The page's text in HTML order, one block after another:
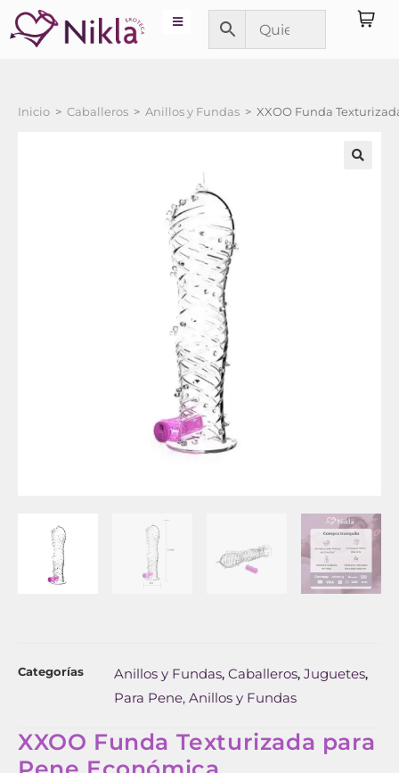
Inicio > Caballeros > Anillos y Fundas > XXOO Funda
Categorías Anillos y Fundas, Caballeros, Juguetes,
Para Pene, Anillos y Fundas
XXOO Funda Texturizada para